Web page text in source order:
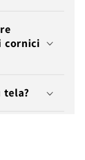
cornici
tela?